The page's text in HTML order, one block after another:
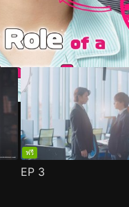
ฟรี
EP 3